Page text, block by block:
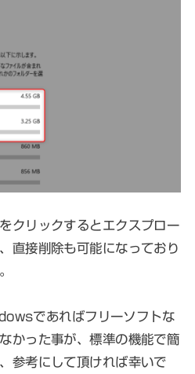
クリックするとエクスプロー
直接削除も可能になっており
であればフリーソフトな
かった事が、標準の機能で簡
参考にして頂ければ幸いで